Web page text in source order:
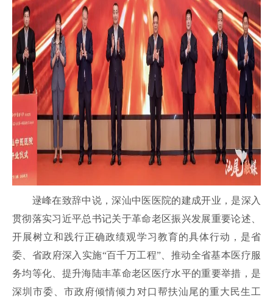
逯峰在致辞中说，深汕中医医院的建成开业，是深入
贯彻落实习近平总书记关于革命老区振兴发展重要论述、
开展树立和践行正确政绩观学习教育的具体行动，是省
委、省政府深入实施“百千万工程”、推动全省基本医疗服
务均等化、提升海陆丰革命老区医疗水平的重要举措， 是
深圳市委、市政府倾情倾力对口帮扶汕尾的重大 民生工